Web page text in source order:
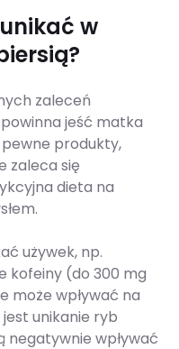
w
zaleceń
jeść matka
produkty,
zaleca się
dieta na
używek, np.
kofeiny (do 300 mg
może wpływać na
unikanie ryb
wpływać